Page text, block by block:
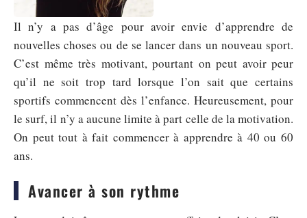
Il n’y a pas d’âge pour avoir envie d’apprendre de
nouvelles choses ou de se lancer dans un nouveau sport.
C’est même très motivant, pourtant on peut avoir peur
qu’il ne soit trop tard lorsque l’on sait que certains
sportifs commencent dès l’enfance. Heureusement, pour
le surf, il n’y a aucune limite à part celle de la motivation.
On peut tout à fait commencer à apprendre à 40 ou 60
ans.
Avancer à son rythme